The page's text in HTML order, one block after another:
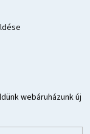
webáruházunk új